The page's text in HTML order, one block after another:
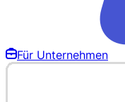
Für Unternehmen